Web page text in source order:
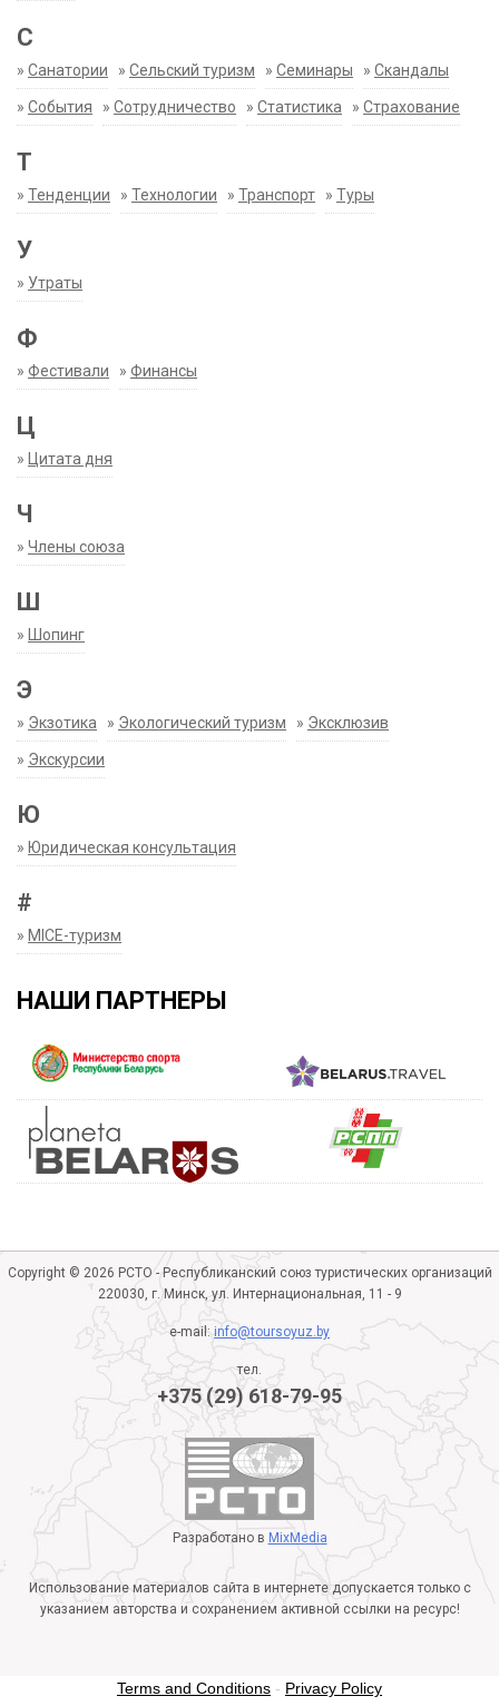
С
» Санатории » Сельский туризм » Семинары » Скандалы
» События » Сотрудничество » Статистика » Страхование
Т
» Тенденции » Технологии » Транспорт » Туры
У
» Утраты
Ф
» Фестивали » Финансы
Ц
» Цитата дня
Ч
» Члены союза
Ш
» Шопинг
Э
» Экзотика » Экологический туризм » Эксклюзив
» Экскурсии
Ю
» Юридическая консультация
#
» MICE-туризм
НАШИ ПАРТНЕРЫ
Copyright © 2026 РСТО - Республиканский союз туристических организаций
220030, г. Минск, ул. Интернациональная, 11 - 9
e-mail:info@toursoyuz.by
тел.
+375 (29) 618-79-95
Разработано в MixMedia
Использование материалов сайта в интернете допускается только с
указанием авторства и сохранением активной ссылки на ресурс!
Terms and Conditions - Privacy Policy